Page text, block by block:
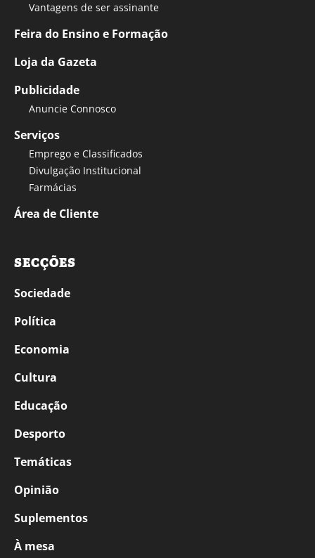
Vantagens de ser assinante
Feira do Ensino e Formação
Loja da Gazeta
Publicidade
Anuncie Connosco
Serviços
Emprego e Classificados
Divulgação Institucional
Farmácias
Área de Cliente
SECÇÕES
Sociedade
Política
Economia
Cultura
Educação
Desporto
Temáticas
Opinião
Suplementos
À mesa